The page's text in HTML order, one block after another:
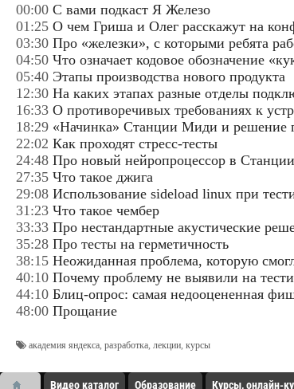
00:00 C вами подкаст Я Железо
01:25 О чем Гриша и Олег расскажут на
03:30 Про «железки», с которыми ребята
04:50 Что означает кодовое обозначение
05:40 Этапы производства нового продукта
12:30 На каких этапах разные отделы
16:33 О противоречивых требованиях к
18:29 «Начинка» Станции Миди и решение
22:02 Как проходят стресс-тесты
24:48 Про новый нейропроцессор в
27:35 Что такое джига
29:08 Использование sideload linux при
31:23 Что такое чембер
33:33 Про нестандартные акустические
35:28 Про тесты на герметичность
38:15 Неожиданная проблема, которую
40:10 Почему проблему не выявили на
44:10 Блиц-опрос: самая недооцененная
48:00 Прощание
академия яндекса разработка лекции курсы
Видео каталог Образование Курсы, онлайн-